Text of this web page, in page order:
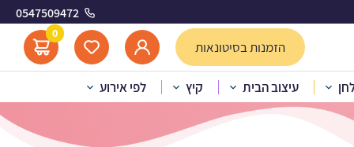
0547509472
הזמנות בסיטונאות
0
עיצוב הבית קיץ לפי אירוע